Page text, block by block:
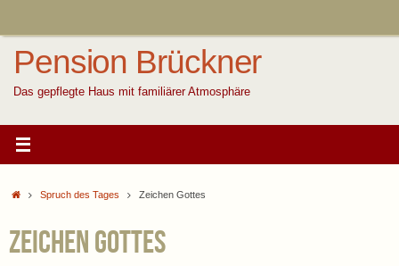
Pension Brückner
Das gepflegte Haus mit familiärer Atmosphäre
StartSpruch des Tages Zeichen Gottes
Zeichen Gottes